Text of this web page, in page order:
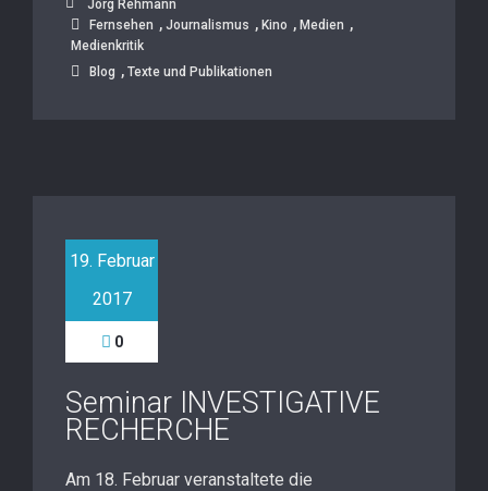
Jörg Rehmann
Fernsehen , Journalismus , Kino , Medien ,
Medienkritik
Blog , Texte und Publikationen
19. Februar
2017
0
Seminar INVESTIGATIVE
RECHERCHE
Am 18. Februar veranstaltete die